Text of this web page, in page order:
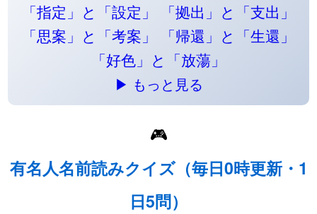
「指定」と「設定」
「拠出」と「支出」
「思案」と「考案」
「帰還」と「生還」
「好色」と「放蕩」
▶ もっと見る
🎮
有名人名前読みクイズ（毎日0時更新・1
日5問）